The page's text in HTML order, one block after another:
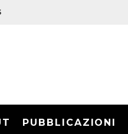
PUBBLICAZIONI